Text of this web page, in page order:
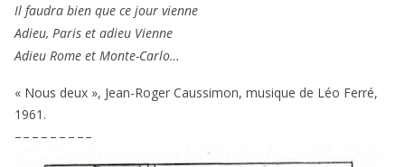
Il fau­dra bien que ce jour vienne
Adieu, Paris et adieu Vienne
Adieu Rome et Monte-Carlo…
« Nous deux », Jean-Roger Caussimon, musique de Léo Ferré,
1961 .
– – – – – – – – –